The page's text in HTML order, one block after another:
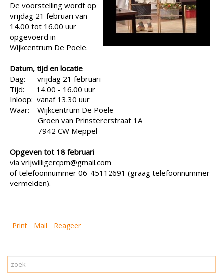
De voorstelling wordt op
vrijdag 21 februari van
14.00 tot 16.00 uur
opgevoerd in
Wijkcentrum De Poele.
Datum, tijd en locatie
Dag: vrijdag 21 februari
Tijd: 14.00 - 16.00 uur
Inloop: vanaf 13.30 uur
Waar: Wijkcentrum De Poele
Groen van Prinstererstraat 1A
7942 CW Meppel
Opgeven tot 18 februari
via vrijwilligercpm@gmail.com
of telefoonnummer 06-45112691 (graag telefoonnummer
vermelden).
Print Mail Reageer